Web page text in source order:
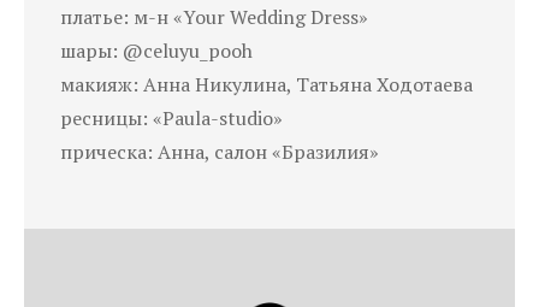
платье: м-н «Your Wedding Dress»
шары: @celuyu_pooh
макияж: Анна Никулина, Татьяна Ходотаева
ресницы: «Paula-studio»
прическа: Анна, салон «Бразилия»